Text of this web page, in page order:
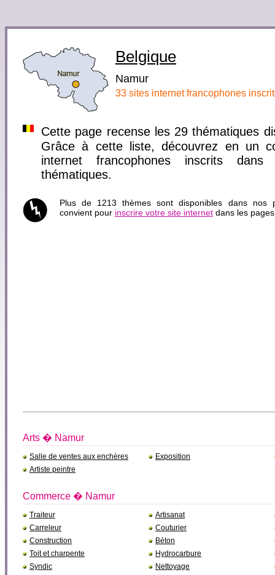
Belgique
Namur
33 sites internet francophones
Cette page recense les 29 thématiques
Grâce à cette liste, découvrez en un
internet francophones inscrits
thématiques.
Plus de 1213 thèmes sont disponibles dans nos
convient pour inscrire votre site internet dans les
Arts � Namur
Salle de ventes aux enchères
Exposition
Artiste peintre
Commerce � Namur
Traiteur
Artisanat
Carreleur
Couturier
Construction
Béton
Toit et charpente
Hydrocarbure
Syndic
Nettoyage